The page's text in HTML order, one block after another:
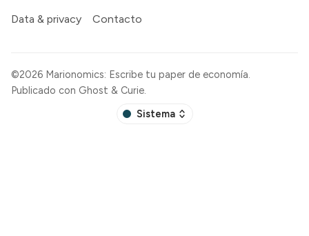
Data & privacy Contacto
©2026 Marionomics: Escribe tu paper de economía.
Publicado con Ghost & Curie.